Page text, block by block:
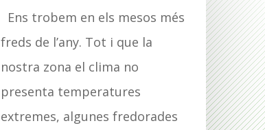
Ens trobem en els mesos més
freds de l’any. Tot i que la
nostra zona el clima no
presenta temperatures
extremes, algunes fredorades